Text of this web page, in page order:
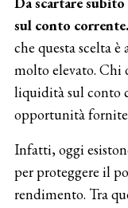
sul conto corrente.
che questa scelta
molto elevato. Chi
liquidità sul conto
opportunità
Infatti, oggi
per proteggere il
rendimento. Tra